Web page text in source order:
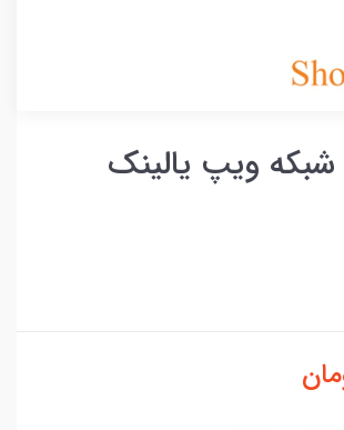
ویپ یالینک